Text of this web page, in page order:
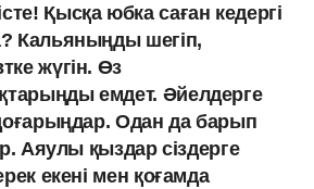
Қысқа юбка саған кедергі
Кальяныңды шегіп,
жүгін. Өз
емдет. Әйелдерге
Одан да барып
Аяулы қыздар сіздерге
екені мен қоғамда